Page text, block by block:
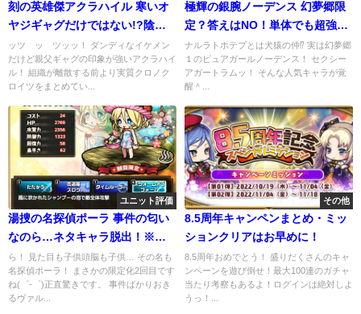
刻の英雄傑アクラハイル 寒いオ
ヤジギャグだけではない!?陰の
実力者の本気
ッツ ッ ツッッ！ ダンディなイケメン
だけど親父ギャグの印象が強いアクラハイ
ル！ 組織が離散する前より実質クロノク
ロイツをまとめてい...
極輝の銀腕ノーデンス 幻夢郷限
定？答えはNO！単体でも超強い
高性能キャラ
ナルラトホテプとは犬猿の仲⁉ 実は幻夢郷
１のピュアガールノーデンス！ セクシー
アガートラムッ！ そんな人気キャラが覚
醒＾...
ユニット評価
湯捜の名探偵ポーラ 事件の匂い
なのら…ネタキャラ脱出！※強
スキルあり
ら！ 見た目も子供頭脳も子供… その名も
名探偵ポーラ！ まさかの限定化2回目です
ね(゜-゜)正直驚きです。 事件ばかりおき
るヴァル...
その他
8.5周年キャンペンまとめ・ミッ
ションクリアはお早めに！
8.5周年おめでとう！ 盛りだくさんのキャ
ンペーンを遊び倒せ！最大100連のガチャ
当たり考察もあるよ！ログインは絶対しよ
うっ！...